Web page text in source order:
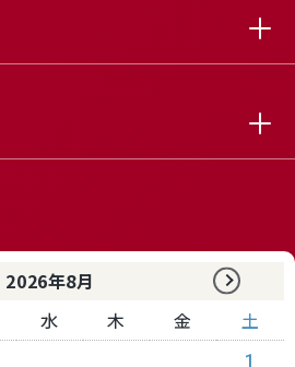
2026年8月
水 木 金 土
1